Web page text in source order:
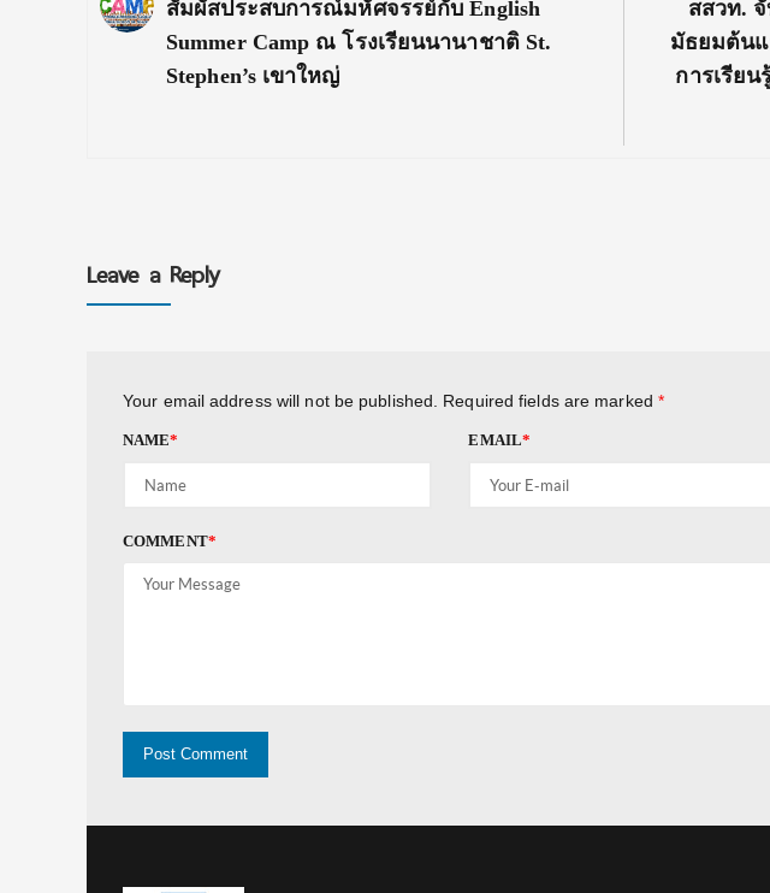
Previous
Post:
สัมผัสประสบการณ์มหัศจรรย์กับ English
Summer Camp ณ โรงเรียนนานาชาติ St.
Stephen’s เขาใหญ่
Next
Post:
สสวท.
มัธยมต้นแ
การเรีย
Leave a Reply
Your email address will not be published. Required fields are marked *
NAME* EMAIL*
COMMENT*